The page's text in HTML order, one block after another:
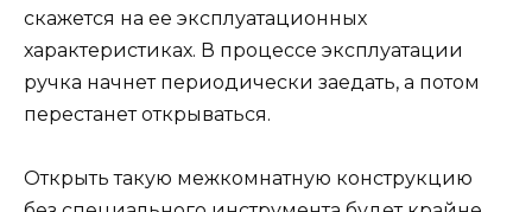
скажется на ее эксплуатационных
характеристиках. В процессе эксплуатации
ручка начнет периодически заедать, а потом
перестанет открываться.
Открыть такую межкомнатную конструкцию